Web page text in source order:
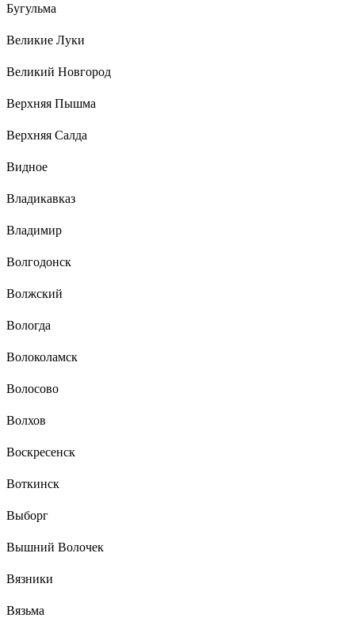
Бугульма
Великие Луки
Великий Новгород
Верхняя Пышма
Верхняя Салда
Видное
Владикавказ
Владимир
Волгодонск
Волжский
Вологда
Волоколамск
Волосово
Волхов
Воскресенск
Воткинск
Выборг
Вышний Волочек
Вязники
Вязьма